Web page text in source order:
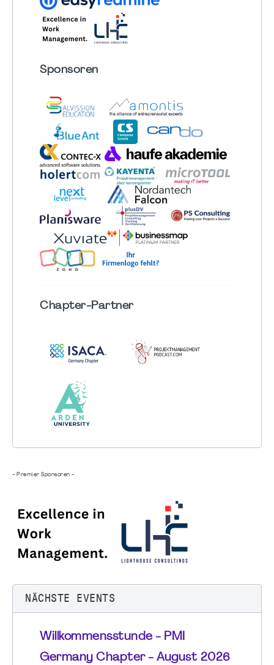
Sponsoren
Chapter-Partner
- Premier Sponsoren -
NÄCHSTE EVENTS
Willkommensstunde - PMI
Germany Chapter - August 2026